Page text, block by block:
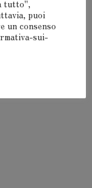
tutto",
puoi
un consenso
sui-